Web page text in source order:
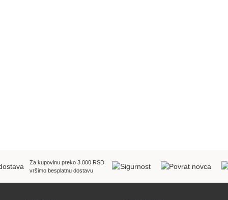
Za kupovinu preko 3.000 RSD
vršimo besplatnu dostavu